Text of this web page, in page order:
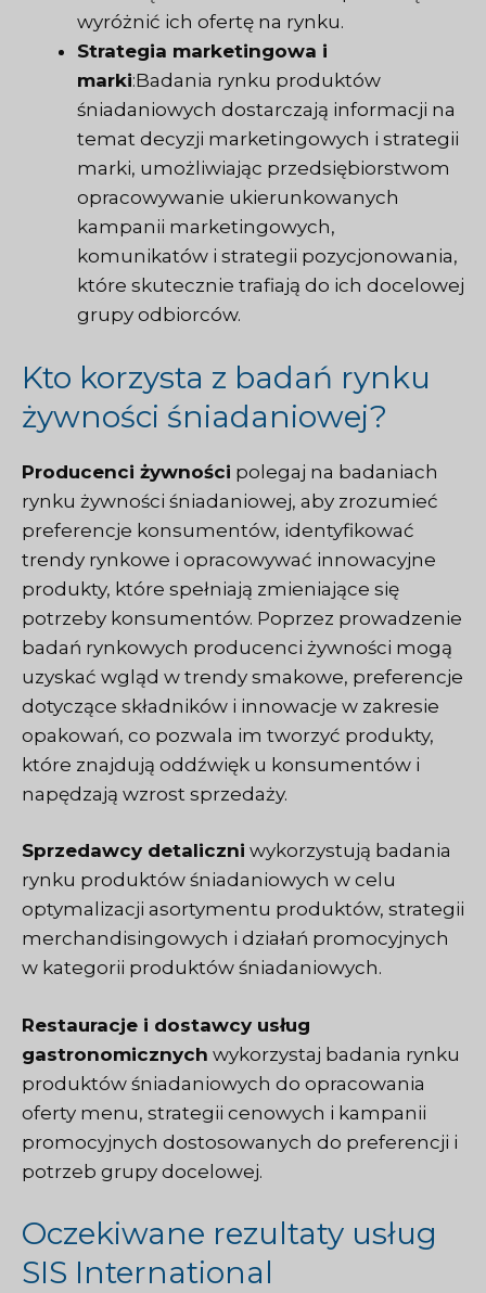
wyróżnić ich ofertę na rynku.
Strategia marketingowa i
marki:Badania rynku produktów
śniadaniowych dostarczają informacji na
temat decyzji marketingowych i strategii
marki, umożliwiając przedsiębiorstwom
opracowywanie ukierunkowanych
kampanii marketingowych,
komunikatów i strategii pozycjonowania,
które skutecznie trafiają do ich docelowej
grupy odbiorców.
Kto korzysta z badań rynku
żywności śniadaniowej?
Producenci żywności polegaj na badaniach
rynku żywności śniadaniowej, aby zrozumieć
preferencje konsumentów, identyfikować
trendy rynkowe i opracowywać innowacyjne
produkty, które spełniają zmieniające się
potrzeby konsumentów. Poprzez prowadzenie
badań rynkowych producenci żywności mogą
uzyskać wgląd w trendy smakowe, preferencje
dotyczące składników i innowacje w zakresie
opakowań, co pozwala im tworzyć produkty,
które znajdują oddźwięk u konsumentów i
napędzają wzrost sprzedaży.
Sprzedawcy detaliczni wykorzystują badania
rynku produktów śniadaniowych w celu
optymalizacji asortymentu produktów, strategii
merchandisingowych i działań promocyjnych
w kategorii produktów śniadaniowych.
Restauracje i dostawcy usług
gastronomicznych wykorzystaj badania rynku
produktów śniadaniowych do opracowania
oferty menu, strategii cenowych i kampanii
promocyjnych dostosowanych do preferencji i
potrzeb grupy docelowej.
Oczekiwane rezultaty usług
SIS International